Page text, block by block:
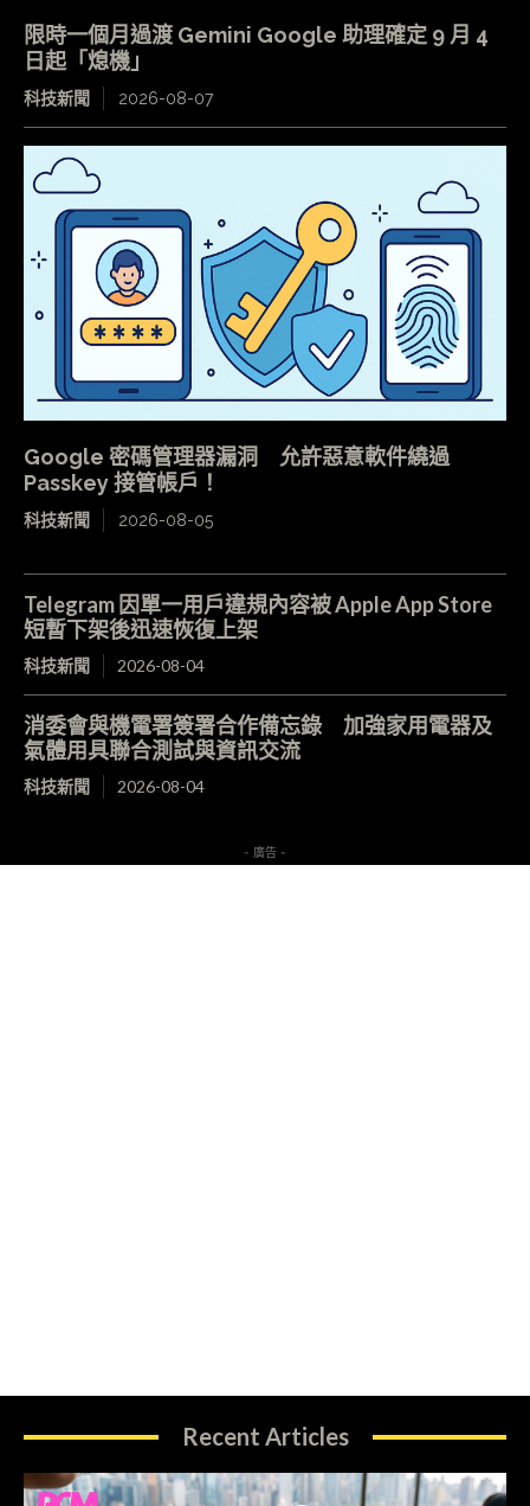
限時一個月過渡 Gemini Google 助理確定 9 月 4
日起「熄機」
科技新聞 2026-08-07
Google 密碼管理器漏洞 允許惡意軟件繞過
Passkey 接管帳戶！
科技新聞 2026-08-05
Telegram 因單一用戶違規內容被 Apple App Store
短暫下架後迅速恢復上架
科技新聞 2026-08-04
消委會與機電署簽署合作備忘錄 加強家用電器及
氣體用具聯合測試與資訊交流
科技新聞 2026-08-04
- 廣告 -
Recent Articles